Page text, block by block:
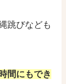
跳びなども
間にもでき